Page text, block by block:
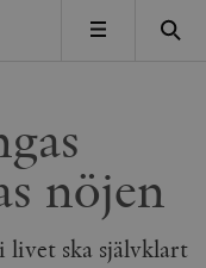
MENY
nöjen
ska självklart